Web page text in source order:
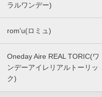
ラルワンデー)
rom'u(ロミュ)
Oneday Aire REAL TORIC(ワ
ンデーアイレリアルトーリッ
ク)